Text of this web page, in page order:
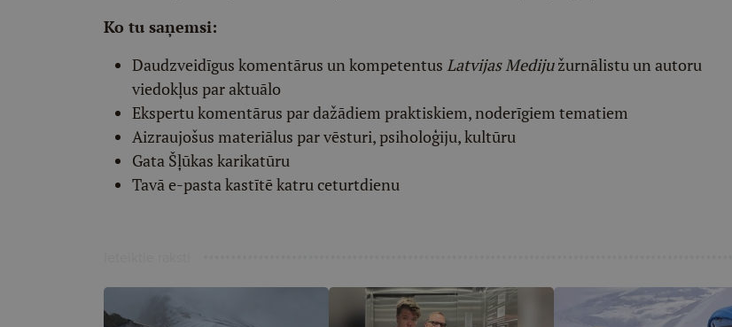
Ko tu saņemsi:
Daudzveidīgus komentārus un kompetentus Latvijas Medijužurnālistu un autoru
viedokļus par aktuālo
Ekspertu komentārus par dažādiem praktiskiem, noderīgiem tematiem
Aizraujošus materiālus par vēsturi, psiholoģiju, kultūru
Gata Šļūkas karikatūru
Tavā e-pasta kastītē katru ceturtdienu